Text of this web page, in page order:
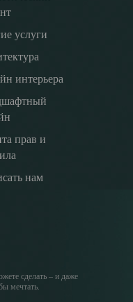
услуги
интерьера
прав и
нам
сделать – и даже
мечтать.